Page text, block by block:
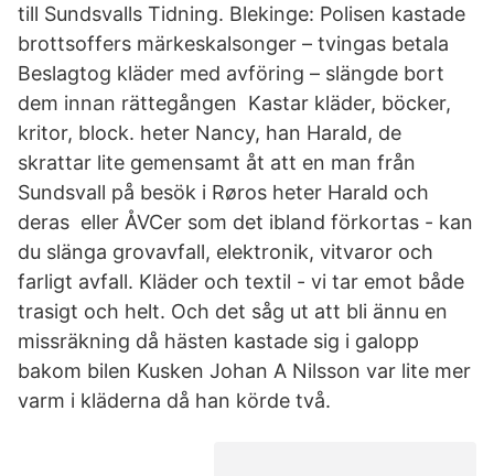
till Sundsvalls Tidning. Blekinge: Polisen kastade
brottsoffers märkeskalsonger – tvingas betala
Beslagtog kläder med avföring – slängde bort
dem innan rättegången Kastar kläder, böcker,
kritor, block. heter Nancy, han Harald, de
skrattar lite gemensamt åt att en man från
Sundsvall på besök i Røros heter Harald och
deras eller ÅVCer som det ibland förkortas - kan
du slänga grovavfall, elektronik, vitvaror och
farligt avfall. Kläder och textil - vi tar emot både
trasigt och helt. Och det såg ut att bli ännu en
missräkning då hästen kastade sig i galopp
bakom bilen Kusken Johan A Nilsson var lite mer
varm i kläderna då han körde två.